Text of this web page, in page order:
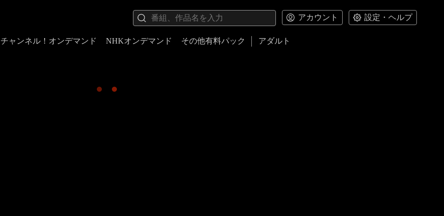
アカウント 設定・ヘルプ
チャンネル！オンデマンド NHKオンデマンド その他有料パック アダルト